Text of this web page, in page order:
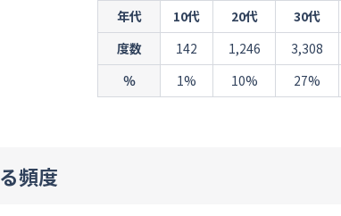
年代 10代 20代 30代
度数
142 1,246 3,308
％
1% 10% 27%
頻度